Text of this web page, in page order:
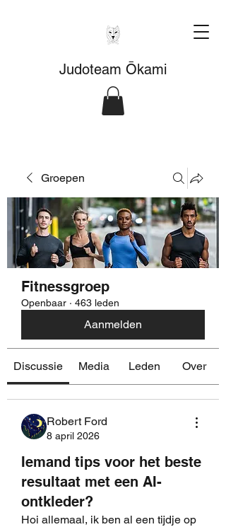
Judoteam Ōkami
Groepen
Fitnessgroep
Openbaar · 463 leden
Aanmelden
Discussie Media Leden Over
Robert Ford
8 april 2026
Iemand tips voor het beste
resultaat met een AI-
ontkleder?
Hoi allemaal, ik ben al een tijdje op